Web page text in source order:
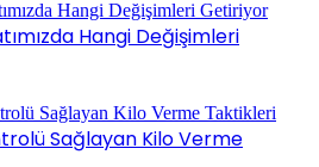
Hangi Değişimleri
Sağlayan Kilo Verme